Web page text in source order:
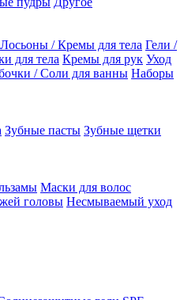
Лосьоны / Кремы для тела Гели /
для тела Кремы для рук Уход
/ Соли для ванны Наборы
Зубные пасты Зубные щетки
Маски для волос
головы Несмываемый уход